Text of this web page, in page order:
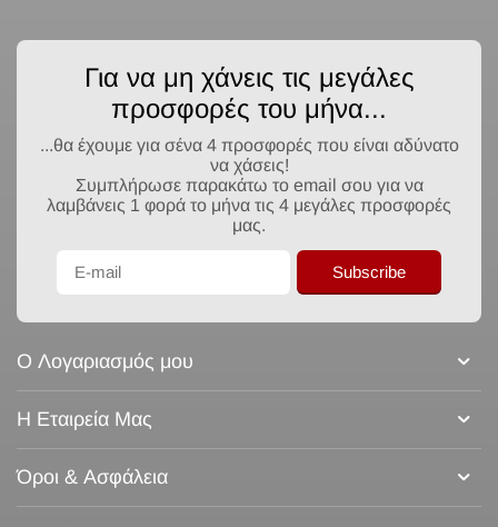
Για να μη χάνεις τις μεγάλες
προσφορές του μήνα...
...θα έχουμε για σένα 4 προσφορές που είναι αδύνατο
να χάσεις!
Συμπλήρωσε παρακάτω το email σου για να
λαμβάνεις 1 φορά το μήνα τις 4 μεγάλες προσφορές
μας.
Subscribe
Ο Λογαριασμός μου
Η Εταιρεία Μας
Όροι & Ασφάλεια